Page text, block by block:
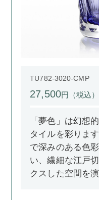
TU782-3020-CMP
27,500円（税込）
「夢色」は幻想
タイルを彩りま
で深みのある色
い、繊細な江戸
クスした空間を演